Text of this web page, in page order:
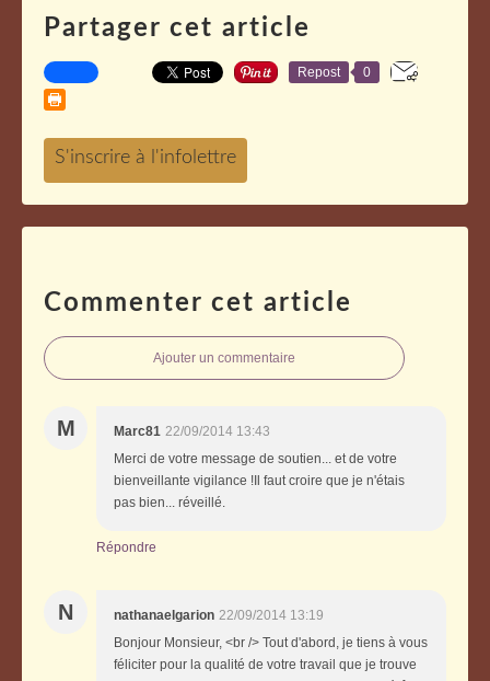
Partager cet article
Repost 0
Commenter cet article
Ajouter un commentaire
M Marc81 22/09/2014 13:43
Merci de votre message de soutien... et de votre
bienveillante vigilance !Il faut croire que je n'étais
pas bien... réveillé.
Répondre
N nathanaelgarion 22/09/2014 13:19
Bonjour Monsieur, <br /> Tout d'abord, je tiens à vous
féliciter pour la qualité de votre travail que je trouve